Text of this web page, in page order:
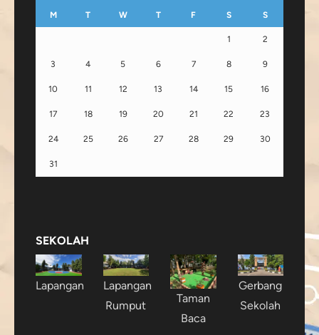
M T W T F S S
1 2
3 4 5 6 7 8 9
10 11 12 13 14 15 16
17 18 19 20 21 22 23
24 25 26 27 28 29 30
31
SEKOLAH
Lapangan
Lapangan
Rumput
Taman
Baca
Gerbang
Sekolah